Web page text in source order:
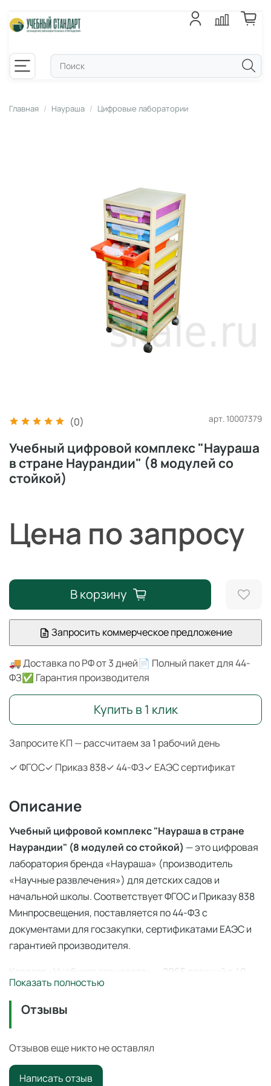
Главная Наураша Цифровые лаборатории
(0) арт. 10007379
Учебный цифровой комплекс "Наураша
в стране Наурандии" (8 модулей со
стойкой)
Цена по запросу
Запросите КП — рассчитаем за 1 рабочий день
✓ ФГОС✓ Приказ 838✓ 44-ФЗ✓ ЕАЭС сертификат
В корзину
Запросить коммерческое предложение
🚚 Доставка по РФ от 3 дней📄 Полный пакет для 44-
ФЗ✅ Гарантия производителя
Купить в 1 клик
Описание
Учебный цифровой комплекс "Наураша в стране
Наурандии" (8 модулей со стойкой) — это цифровая
лаборатория бренда «Наураша» (производитель
«Научные развлечения») для детских садов и
начальной школы. Соответствует ФГОС и Приказу 838
Минпросвещения, поставляется по 44-ФЗ с
документами для госзакупки, сертификатами ЕАЭС и
гарантией производителя.
Каталог «Учебного стандарта» — 2965 позиций в 40
категориях поФГОСи
(перечень средств обучения). Поставка по
России — 3–14 дней со склада в Ангарске.
Учебный цифровой комплекс "Наураша в стране
Показать полностью
Отзывы
Отзывов еще никто не оставлял
Написать отзыв